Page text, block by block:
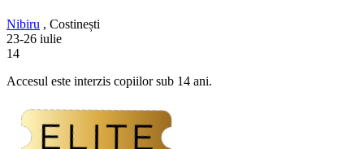
Nibiru , Costinești
23-26 iulie
14
Accesul este interzis copiilor sub 14 ani.